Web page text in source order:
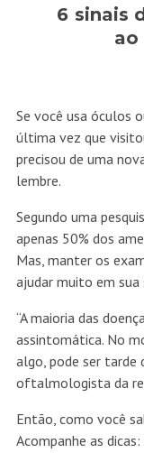
6 sinais
Se você usa óculos
última vez que
precisou de uma
lembre.
Segundo uma
apenas 50% dos
Mas, manter os
ajudar muito em sua
“A maioria das
assintomática. No
algo, pode ser tarde
oftalmologista da
Então, como você
Acompanhe as dicas: